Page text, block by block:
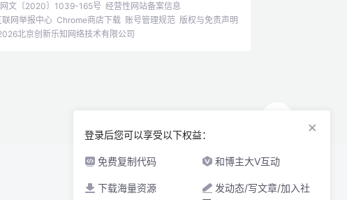
登录后您可以享受以下权益：
免费复制代码 和博主大V互动
下载海量资源
发动态/写文章/加入社
×
文〔2020〕1039-165号 经营性网站备案信息
联网举报中心 Chrome商店下载 账号管理规范 版权与免责声明
北京创新乐知网络技术有限公司